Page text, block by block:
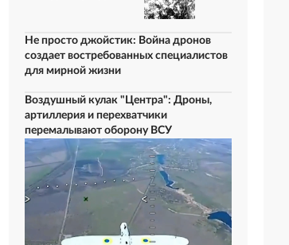
Не просто джойстик: Война дронов
создает востребованных специалистов
для мирной жизни
Воздушный кулак "Центра": Дроны,
артиллерия и перехватчики
перемалывают оборону ВСУ